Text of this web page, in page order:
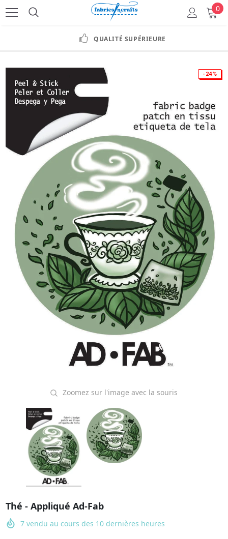
0
QUALITÉ SUPÉRIEURE
-24%
Zoomez sur l'image avec la souris
Thé - Appliqué Ad-Fab
7 vendu au cours des 10 dernières heures